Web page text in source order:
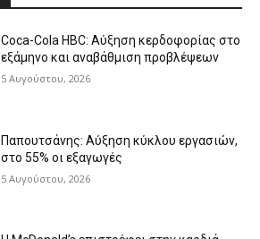
Coca-Cola HBC: Αύξηση κερδοφορίας στο
εξάμηνο και αναβάθμιση προβλέψεων
5 Αυγούστου, 2026
Παπουτσάνης: Αύξηση κύκλου εργασιών,
στο 55% οι εξαγωγές
5 Αυγούστου, 2026